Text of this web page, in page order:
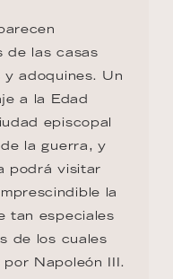
de las casas
adoquines. Un
a la Edad
episcopal
la guerra, y
podrá visitar
la
tan especiales
de los cuales
Napoleón III.